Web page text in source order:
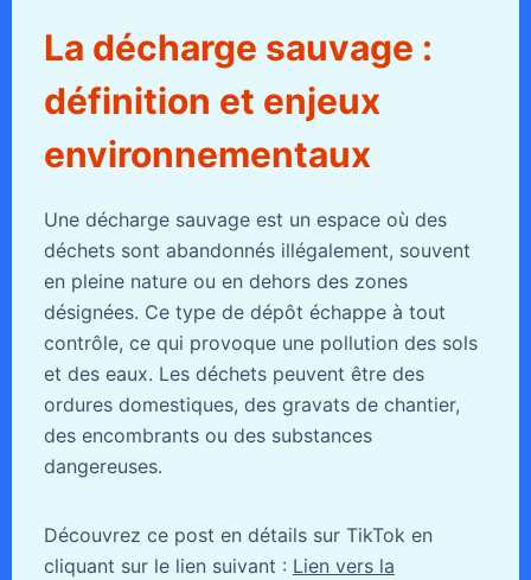
La décharge sauvage :
définition et enjeux
environnementaux
Une décharge sauvage est un espace où des
déchets sont abandonnés illégalement, souvent
en pleine nature ou en dehors des zones
désignées. Ce type de dépôt échappe à tout
contrôle, ce qui provoque une pollution des sols
et des eaux. Les déchets peuvent être des
ordures domestiques, des gravats de chantier,
des encombrants ou des substances
dangereuses.
Découvrez ce post en détails sur TikTok en
cliquant sur le lien suivant : Lien vers la